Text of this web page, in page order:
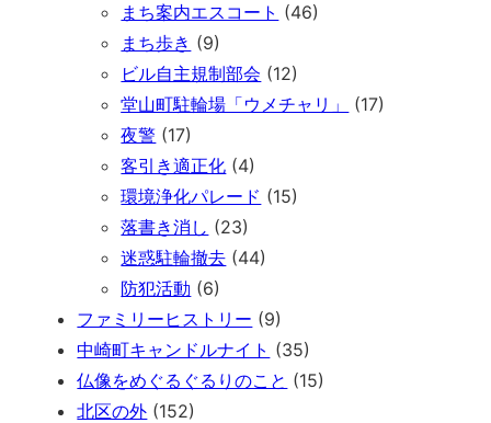
まち案内エスコート (46)
まち歩き (9)
ビル自主規制部会 (12)
堂山町駐輪場「ウメチャリ」
(17)
夜警 (17)
客引き適正化 (4)
環境浄化パレード (15)
落書き消し (23)
迷惑駐輪撤去 (44)
防犯活動 (6)
ファミリーヒストリー (9)
中崎町キャンドルナイト (35)
仏像をめぐるぐるりのこと (15)
北区の外 (152)